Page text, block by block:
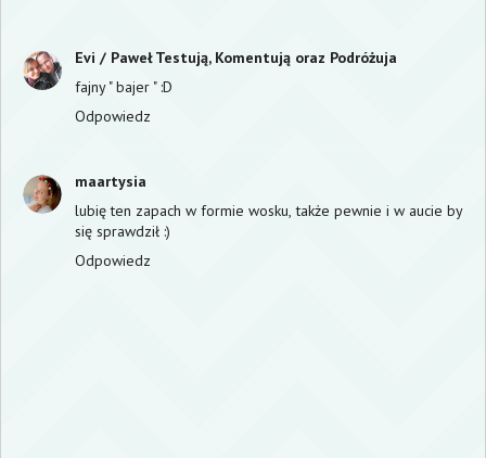
Evi / Paweł Testują, Komentują oraz Podróżuja
fajny " bajer " :D
Odpowiedz
maartysia
lubię ten zapach w formie wosku, także pewnie i w aucie by
się sprawdził :)
Odpowiedz